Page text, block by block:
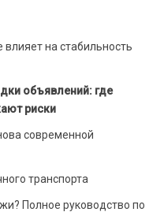
на стабильность
объявлений: где
риски
современной
транспорта
Полное руководство по